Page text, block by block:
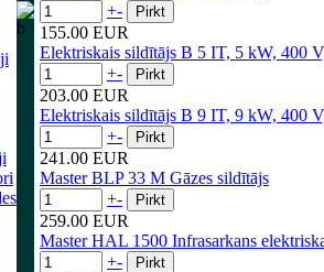
+-
155.00 EUR
Elektriskais sildītājs B 5 IT, 5 kW, 400
+-
203.00 EUR
Elektriskais sildītājs B 9 IT, 9 kW, 400
+-
241.00 EUR
Master BLP 33 M Gāzes sildītājs
+-
259.00 EUR
Master HAL 1500 Infrasarkans
+-